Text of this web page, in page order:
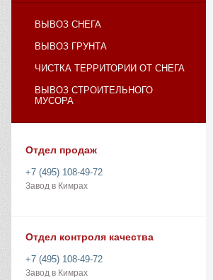
ВЫВОЗ СНЕГА
ВЫВОЗ ГРУНТА
ЧИСТКА ТЕРРИТОРИИ ОТ СНЕГА
ВЫВОЗ СТРОИТЕЛЬНОГО
МУСОРА
Отдел продаж
+7 (495) 108-49-72
Завод в Кимрах
Отдел контроля качества
+7 (495) 108-49-72
Завод в Кимрах